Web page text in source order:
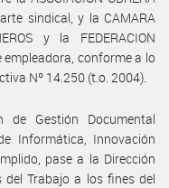
sindical, y la CAMARA
y la FEDERACION
empleadora, conforme a lo
Nº 14.250 (t.o. 2004).
de Gestión Documental
Informática, Innovación
pase a la Dirección
del Trabajo a los fines del